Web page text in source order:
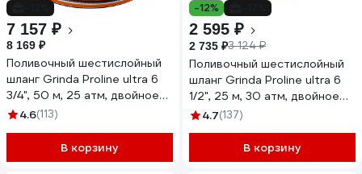
7 157 ₽
8 169 ₽
Поливочный шестислойный
шланг Grinda Proline ultra 6
3/4", 50 м, 25 атм, двойное
армирование 429009-3/4-
4.6(113)
В корзину
-12%
2 595 ₽
2 735 ₽3 124 ₽
Поливочный шестислойный
шланг Grinda Proline ultra 6
1/2", 25 м, 30 атм, двойное
армирование 429009-1/2-25
4.7(137)
В корзину